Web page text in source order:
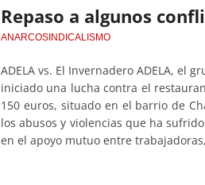
Repaso a algunos
ANARCOSINDICALISMO
ADELA vs. El Invernadero ADELA, el
iniciado una lucha contra el
150 euros, situado en el barrio de
los abusos y violencias que ha
en el apoyo mutuo entre